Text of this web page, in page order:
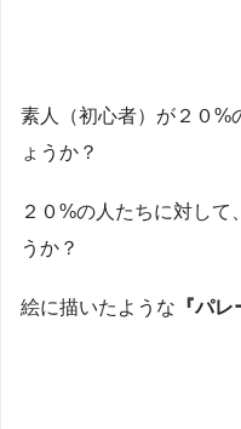
素人（初心者）が２０%
ょうか？
２０%の人たちに対して
うか？
絵に描いたような 『パ